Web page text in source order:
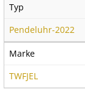
Typ
Pendeluhr-2022
Marke
TWFJEL